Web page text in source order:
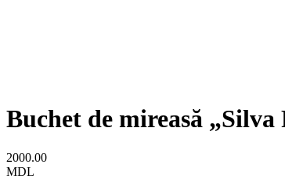
Buchet de mireasă „Silva
2000.00
MDL